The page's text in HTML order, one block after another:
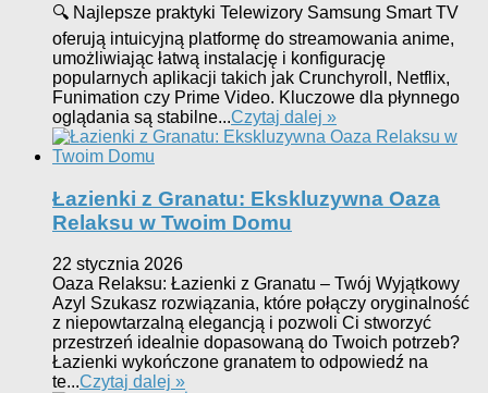
🔍 Najlepsze praktyki Telewizory Samsung Smart TV
oferują intuicyjną platformę do streamowania anime,
umożliwiając łatwą instalację i konfigurację
popularnych aplikacji takich jak Crunchyroll, Netflix,
Funimation czy Prime Video. Kluczowe dla płynnego
oglądania są stabilne...Czytaj dalej »
Łazienki z Granatu: Ekskluzywna Oaza
Relaksu w Twoim Domu
22 stycznia 2026
Oaza Relaksu: Łazienki z Granatu – Twój Wyjątkowy
Azyl Szukasz rozwiązania, które połączy oryginalność
z niepowtarzalną elegancją i pozwoli Ci stworzyć
przestrzeń idealnie dopasowaną do Twoich potrzeb?
Łazienki wykończone granatem to odpowiedź na
te...Czytaj dalej »